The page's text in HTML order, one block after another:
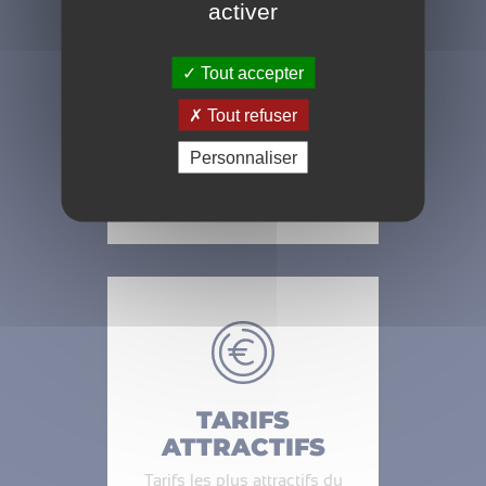
SPÉCIALISTE
Diversité de partenaires
TARIFS
ATTRACTIFS
Tarifs les plus attractifs du
activer
Tout accepter
Tout refuser
Personnaliser